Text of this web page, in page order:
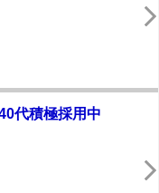
代積極採用中